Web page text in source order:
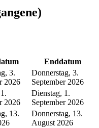
Enddatum
3.
2026
Donnerstag, 3.
September 2026
2026
Dienstag, 1.
September 2026
13.
Donnerstag, 13.
August 2026